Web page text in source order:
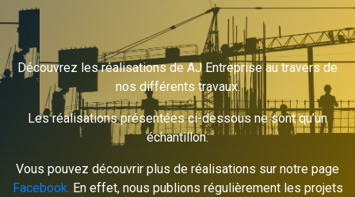
Découvrez les réalisations de AJ Entreprise au travers de
nos différents travaux.
Les réalisations présentées ci-dessous ne sont qu’un
échantillon.
Vous pouvez découvrir plus de réalisations sur notre page
Facebook. En effet, nous publions régulièrement les projets